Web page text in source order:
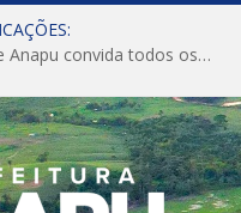
CONVITE A Prefeitura Municipal de Anapu convida todos os servidores públicos municipais para participarem da Audiência Pública de discussão da Lei de Diretrizes Orçamentárias (LDO), importante instrumento de planejamento das ações e investimentos da Administração Pública para o próximo exercício financeiro.